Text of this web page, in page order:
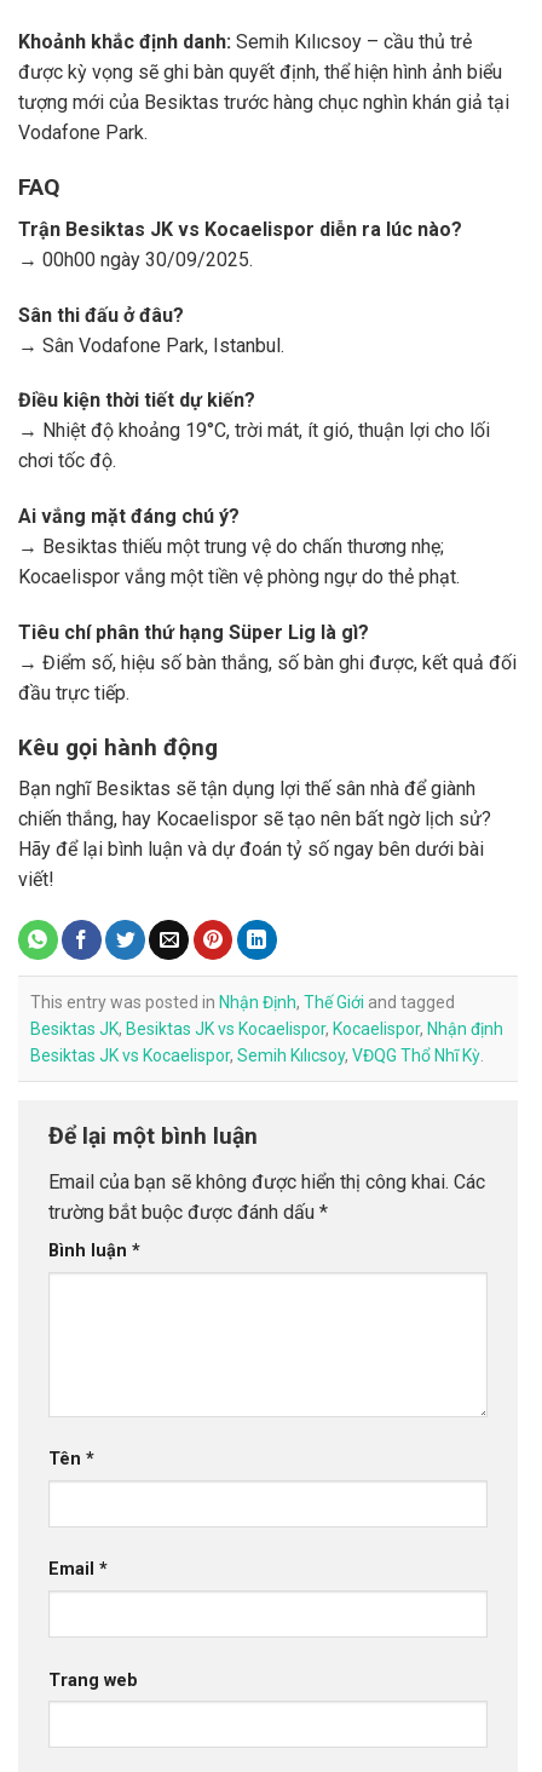
Khoảnh khắc định danh: Semih Kılıcsoy – cầu thủ trẻ
được kỳ vọng sẽ ghi bàn quyết định, thể hiện hình ảnh biểu
tượng mới của Besiktas trước hàng chục nghìn khán giả tại
Vodafone Park.
FAQ
Trận Besiktas JK vs Kocaelispor diễn ra lúc nào?
→ 00h00 ngày 30/09/2025.
Sân thi đấu ở đâu?
→ Sân Vodafone Park, Istanbul.
Điều kiện thời tiết dự kiến?
→ Nhiệt độ khoảng 19°C, trời mát, ít gió, thuận lợi cho lối
chơi tốc độ.
Ai vắng mặt đáng chú ý?
→ Besiktas thiếu một trung vệ do chấn thương nhẹ;
Kocaelispor vắng một tiền vệ phòng ngự do thẻ phạt.
Tiêu chí phân thứ hạng Süper Lig là gì?
→ Điểm số, hiệu số bàn thắng, số bàn ghi được, kết quả đối
đầu trực tiếp.
Kêu gọi hành động
Bạn nghĩ Besiktas sẽ tận dụng lợi thế sân nhà để giành
chiến thắng, hay Kocaelispor sẽ tạo nên bất ngờ lịch sử?
Hãy để lại bình luận và dự đoán tỷ số ngay bên dưới bài
viết!
This entry was posted in Nhận Định, Thế Giới and tagged
Besiktas JK, Besiktas JK vs Kocaelispor, Kocaelispor, Nhận định
Besiktas JK vs Kocaelispor, Semih Kılıcsoy, VĐQG Thổ Nhĩ Kỳ.
Để lại một bình luận
Email của bạn sẽ không được hiển thị công khai. Các
trường bắt buộc được đánh dấu *
Bình luận *
Tên *
Email *
Trang web